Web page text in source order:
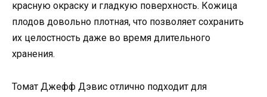
красную окраску и гладкую поверхность. Кожица
плодов довольно плотная, что позволяет сохранить
их целостность даже во время длительного
хранения.
Томат Джефф Дэвис отлично подходит для